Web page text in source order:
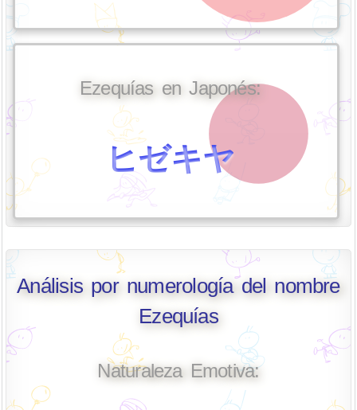
Ezequías en Japonés:
ヒゼキヤ
Análisis por numerología del nombre
Ezequías
Naturaleza Emotiva: